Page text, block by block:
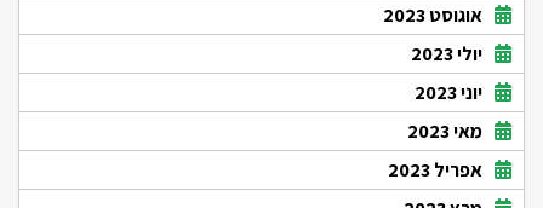
אוגוסט 2023
יולי 2023
יוני 2023
מאי 2023
אפריל 2023